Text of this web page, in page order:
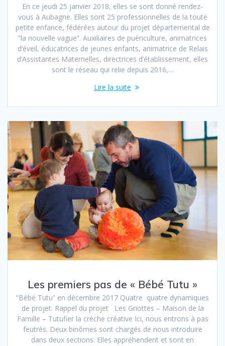
En ce jeudi 25 janvier 2018, elles se sont donné rendez-
vous à Aubagne. Elles sont 25 professionnelles de la toute
petite enfance, fédérées autour du projet départemental de
“la nouvelle vague”. Auxiliaires de puériculture, animatrices
d’éveil, éducatrices de jeunes enfants, animatrice de Relais
d’Assistantes Maternelles, directrices d’établissement, elles
sont le réseau qui relie depuis 2016,…
Lire la suite
Les premiers pas de « Bébé Tutu »
“Bébé Tutu” en décembre 2017 Quatre quatre dynamiques
de projet. Rappel du projet Les Griottes – Maison de la
Famille – Tutufier la crèche créative Ici, nous entrons à pas
feutrés. Deux binômes sont chargés de nous introduire
dans deux sections. Elles appréhendent et sont en